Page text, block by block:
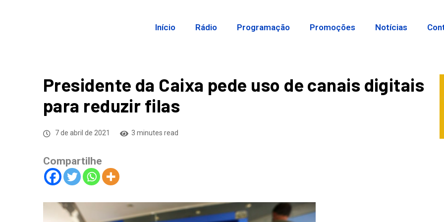
Início Rádio Programação Promoções Notícias
Presidente da Caixa pede uso de canais digitais
para reduzir filas
7 de abril de 2021 3 minutes read
Compartilhe